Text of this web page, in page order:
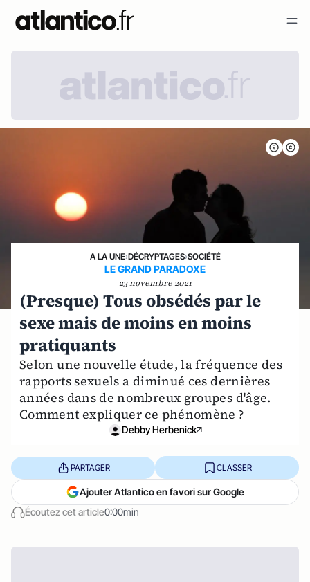
A LA UNE›DÉCRYPTAGES›SOCIÉTÉ
LE GRAND PARADOXE
23 novembre 2021
(Presque) Tous obsédés par le
sexe mais de moins en moins
pratiquants
Selon une nouvelle étude, la fréquence des
rapports sexuels a diminué ces dernières
années dans de nombreux groupes d'âge.
Comment expliquer ce phénomène ?
Debby Herbenick
Écoutez cet article0:00min
PARTAGER CLASSER
Ajouter Atlantico en favori sur Google